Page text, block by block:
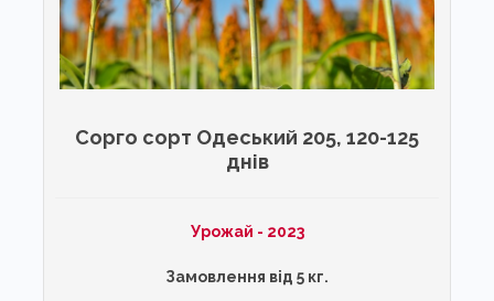
Сорго сорт Одеський 205, 120-125
днів
Урожай - 2023
Замовлення від 5 кг.